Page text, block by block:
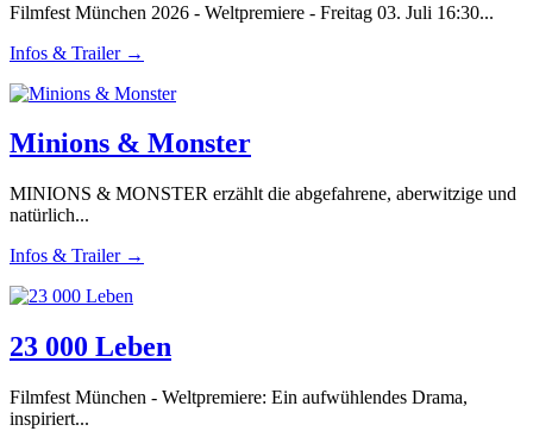
Filmfest München 2026 - Weltpremiere - Freitag 03. Juli 16:30...
Infos & Trailer →
Minions & Monster
MINIONS & MONSTER erzählt die abgefahrene, aberwitzige und
natürlich...
Infos & Trailer →
23 000 Leben
Filmfest München - Weltpremiere: Ein aufwühlendes Drama,
inspiriert...